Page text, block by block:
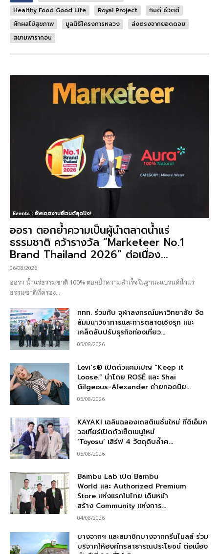
Healthy Food Good Life
Royal Project
กินดี ชีวิตดี
ผักผลไม้สุขภาพ
มูลนิธิโครงการหลวง
ส่งตรงจากยอดดอย
สยามพารากอน
Events : อัพเดตงานอีเวนต์สุดปัง!
ออรา ตอกย้ำความเป็นผู้นำตลาดน้ำแร่
ธรรมชาติ คว้ารางวัล “Marketeer No.1
Brand Thailand 2026” ต่อเนื่อง...
06/08/2026
ออรา น้ำแร่ธรรมชาติ 100% ตอกย้ำความสำเร็จในฐานะแบรนด์น้ำแร่
ธรรมชาติที่ครอง...
ททท. ร่วมกับ จุฬาลงกรณ์มหาวิทยาลัย จัด
สัมมนาวิชาการและการตลาดเชิงรุก แนะ
เคล็ดลับปรับธุรกิจท่องเที่ยว...
05/08/2026
Levi’s® เปิดตัวแคมเปญ “Keep it
Loose.” นำโดย ROSÉ และ Shai
Gilgeous-Alexander ถ่ายทอดนิย...
05/08/2026
KAYAKI เฉลิมฉลองเดสติเนชั่นใหม่ ที่ดิเอ็มค
วอเทียร์เปิดตัวเซ็ตเมนูใหม่
‘Toyosu’ เสิร์ฟ 4 วัตถุดิบล้ำค...
05/08/2026
Bambu Lab เปิด Bambu
World และ Authorized Premium
Store แห่งแรกในไทย เดินหน้า
สร้าง Community แห่งการ...
04/08/2026
บางจากฯ และสมาชิกบางจากกรีนไมลส์ ร่วม
บริจาคให้องค์กรสาธารณประโยชน์ ต่อเนื่อง